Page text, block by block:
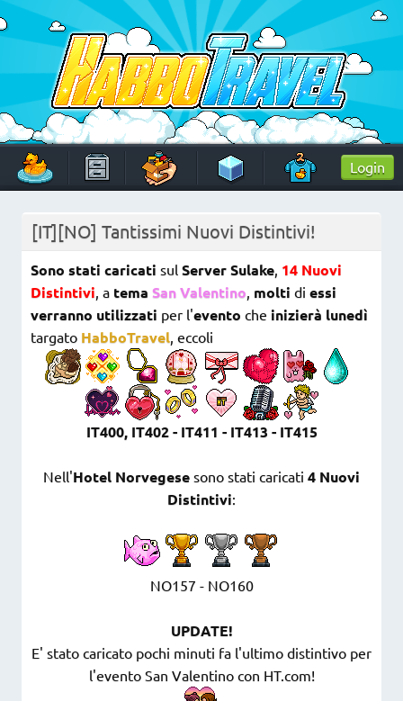
Skip
to
content
HabboTravel
Un viaggio di pixel!
Login
[IT][NO] Tantissimi Nuovi Distintivi!
Sono stati caricati sul Server Sulake, 14 Nuovi
Distintivi, a tema San Valentino, molti di essi
verranno utilizzati per l'evento che inizierà lunedì
targato HabboTravel, eccoli
IT400, IT402 - IT411 - IT413 - IT415
Nell'Hotel Norvegese sono stati caricati 4 Nuovi
Distintivi:
NO157 - NO160
UPDATE!
E' stato caricato pochi minuti fa l'ultimo distintivo per
l'evento San Valentino con HT.com!